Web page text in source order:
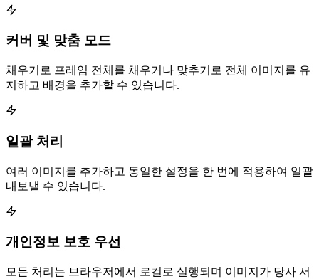
커버 및 맞춤 모드
채우기로 프레임 전체를 채우거나 맞추기로 전체 이미지를 유
지하고 배경을 추가할 수 있습니다.
일괄 처리
여러 이미지를 추가하고 동일한 설정을 한 번에 적용하여 일괄
내보낼 수 있습니다.
개인정보 보호 우선
모든 처리는 브라우저에서 로컬로 실행되며 이미지가 당사 서